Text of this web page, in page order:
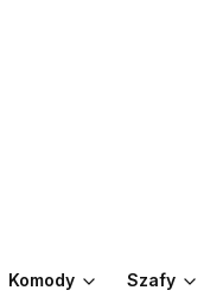
Komody Szafy